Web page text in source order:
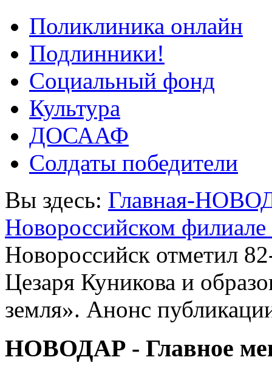
Поликлиника онлайн
Подлинники!
Социальный фонд
Культура
ДОСААФ
Солдаты победители
Вы здесь: Главная-
Новороссийском
Новороссийск отметил
Цезаря Куникова и
земля». Анонс
НОВОДАР - Главное